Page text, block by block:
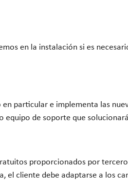
en la instalación si es
particular e implementa las
equipo de soporte que
proporcionados por
el cliente debe adaptarse a los